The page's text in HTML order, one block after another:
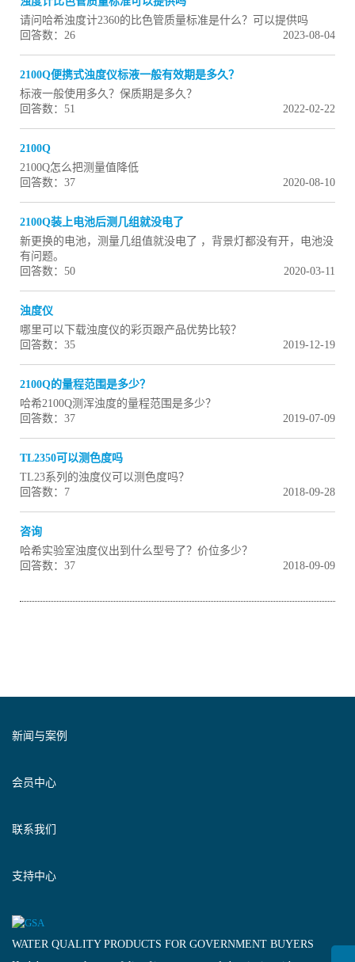
请问哈希浊度计2360的比色管质量标准是什么？可以提供吗
2023-08-04
回答数：26
2100Q便携式浊度仪标液一般有效期是多久？
标液一般使用多久？保质期是多久？
2022-02-22
回答数：51
2100Q
2100Q怎么把测量值降低
2020-08-10
回答数：37
2100Q装上电池后测几组就没电了
新更换的电池，测量几组值就没电了 ，背景灯都没有开，电池没
有问题。
2020-03-11
回答数：50
浊度仪
哪里可以下载浊度仪的彩页跟产品优势比较？
2019-12-19
回答数：35
2100Q的量程范围是多少？
哈希2100Q测浑浊度的量程范围是多少？
2019-07-09
回答数：37
TL2350可以测色度吗
TL23系列的浊度仪可以测色度吗？
2018-09-28
回答数：7
咨询
哈希实验室浊度仪出到什么型号了？价位多少？
2018-09-09
回答数：37
新闻与案例
会员中心
联系我们
支持中心
WATER QUALITY PRODUCTS FOR GOVERNMENT BUYERS